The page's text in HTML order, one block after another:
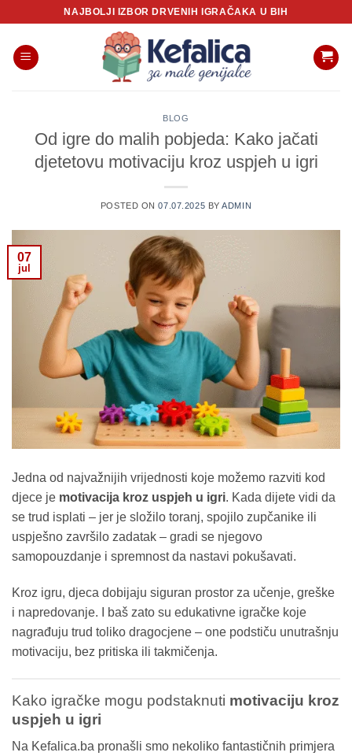
content
NAJBOLJI IZBOR DRVENIH IGRAČAKA U BIH
BLOG
Od igre do malih pobjeda: Kako jačati
djetetovu motivaciju kroz uspjeh u igri
POSTED ON07.07.2025 BYADMIN
07
jul
Jedna od najvažnijih vrijednosti koje možemo razviti kod
djece je motivacija kroz uspjeh u igri. Kada dijete vidi da
se trud isplati – jer je složilo toranj, spojilo zupčanike ili
uspješno završilo zadatak – gradi se njegovo
samopouzdanje i spremnost da nastavi pokušavati.
Kroz igru, djeca dobijaju siguran prostor za učenje, greške
i napredovanje. I baš zato su edukativne igračke koje
nagrađuju trud toliko dragocjene – one podstiču unutrašnju
motivaciju, bez pritiska ili takmičenja.
Kako igračke mogu podstaknuti motivaciju kroz
uspjeh u igri
Na Kefalica.ba pronašli smo nekoliko fantastičnih primjera